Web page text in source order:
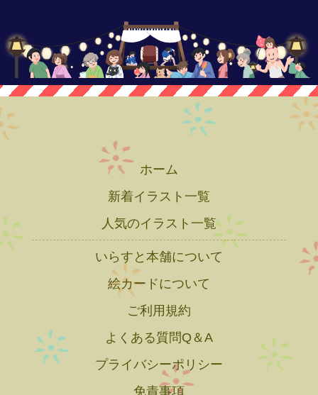
ホーム
新着イラスト一覧
人気のイラスト一覧
いらすと本舗について
絵カードについて
ご利用規約
よくある質問Q＆A
プライバシーポリシー
免責事項